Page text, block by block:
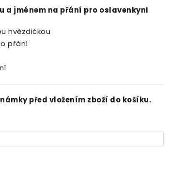
a jménem na přání pro oslavenkyni
hvězdičkou
přání
před vložením zboží do košíku.